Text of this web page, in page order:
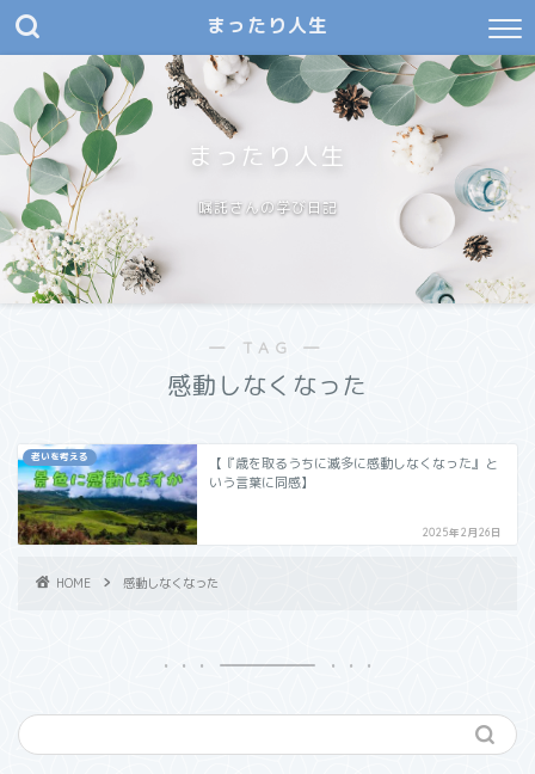
まったり人生
まったり人生
嘱託さんの学び日記
― TAG ―
感動しなくなった
老いを考える
【『歳を取るうちに滅多に感動しなくなった』と
いう言葉に同感】
2025年2月26日
HOME 感動しなくなった